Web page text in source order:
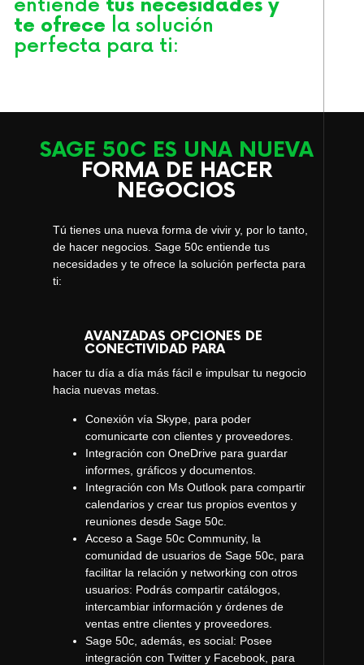
entiende tus necesidades y
te ofrece la solución
perfecta para ti:
SAGE 50C ES UNA NUEVA
FORMA DE HACER
NEGOCIOS
Tú tienes una nueva forma de vivir y, por lo tanto,
de hacer negocios. Sage 50c entiende tus
necesidades y te ofrece la solución perfecta para
ti:
AVANZADAS OPCIONES DE
CONECTIVIDAD PARA
hacer tu día a día más fácil e impulsar tu negocio
hacia nuevas metas.
Conexión vía Skype, para poder
comunicarte con clientes y proveedores.
Integración con OneDrive para guardar
informes, gráficos y documentos.
Integración con Ms Outlook para compartir
calendarios y crear tus propios eventos y
reuniones desde Sage 50c.
Acceso a Sage 50c Community, la
comunidad de usuarios de Sage 50c, para
facilitar la relación y networking con otros
usuarios: Podrás compartir catálogos,
intercambiar información y órdenes de
ventas entre clientes y proveedores.
Sage 50c, además, es social: Posee
integración con Twitter y Facebook, para